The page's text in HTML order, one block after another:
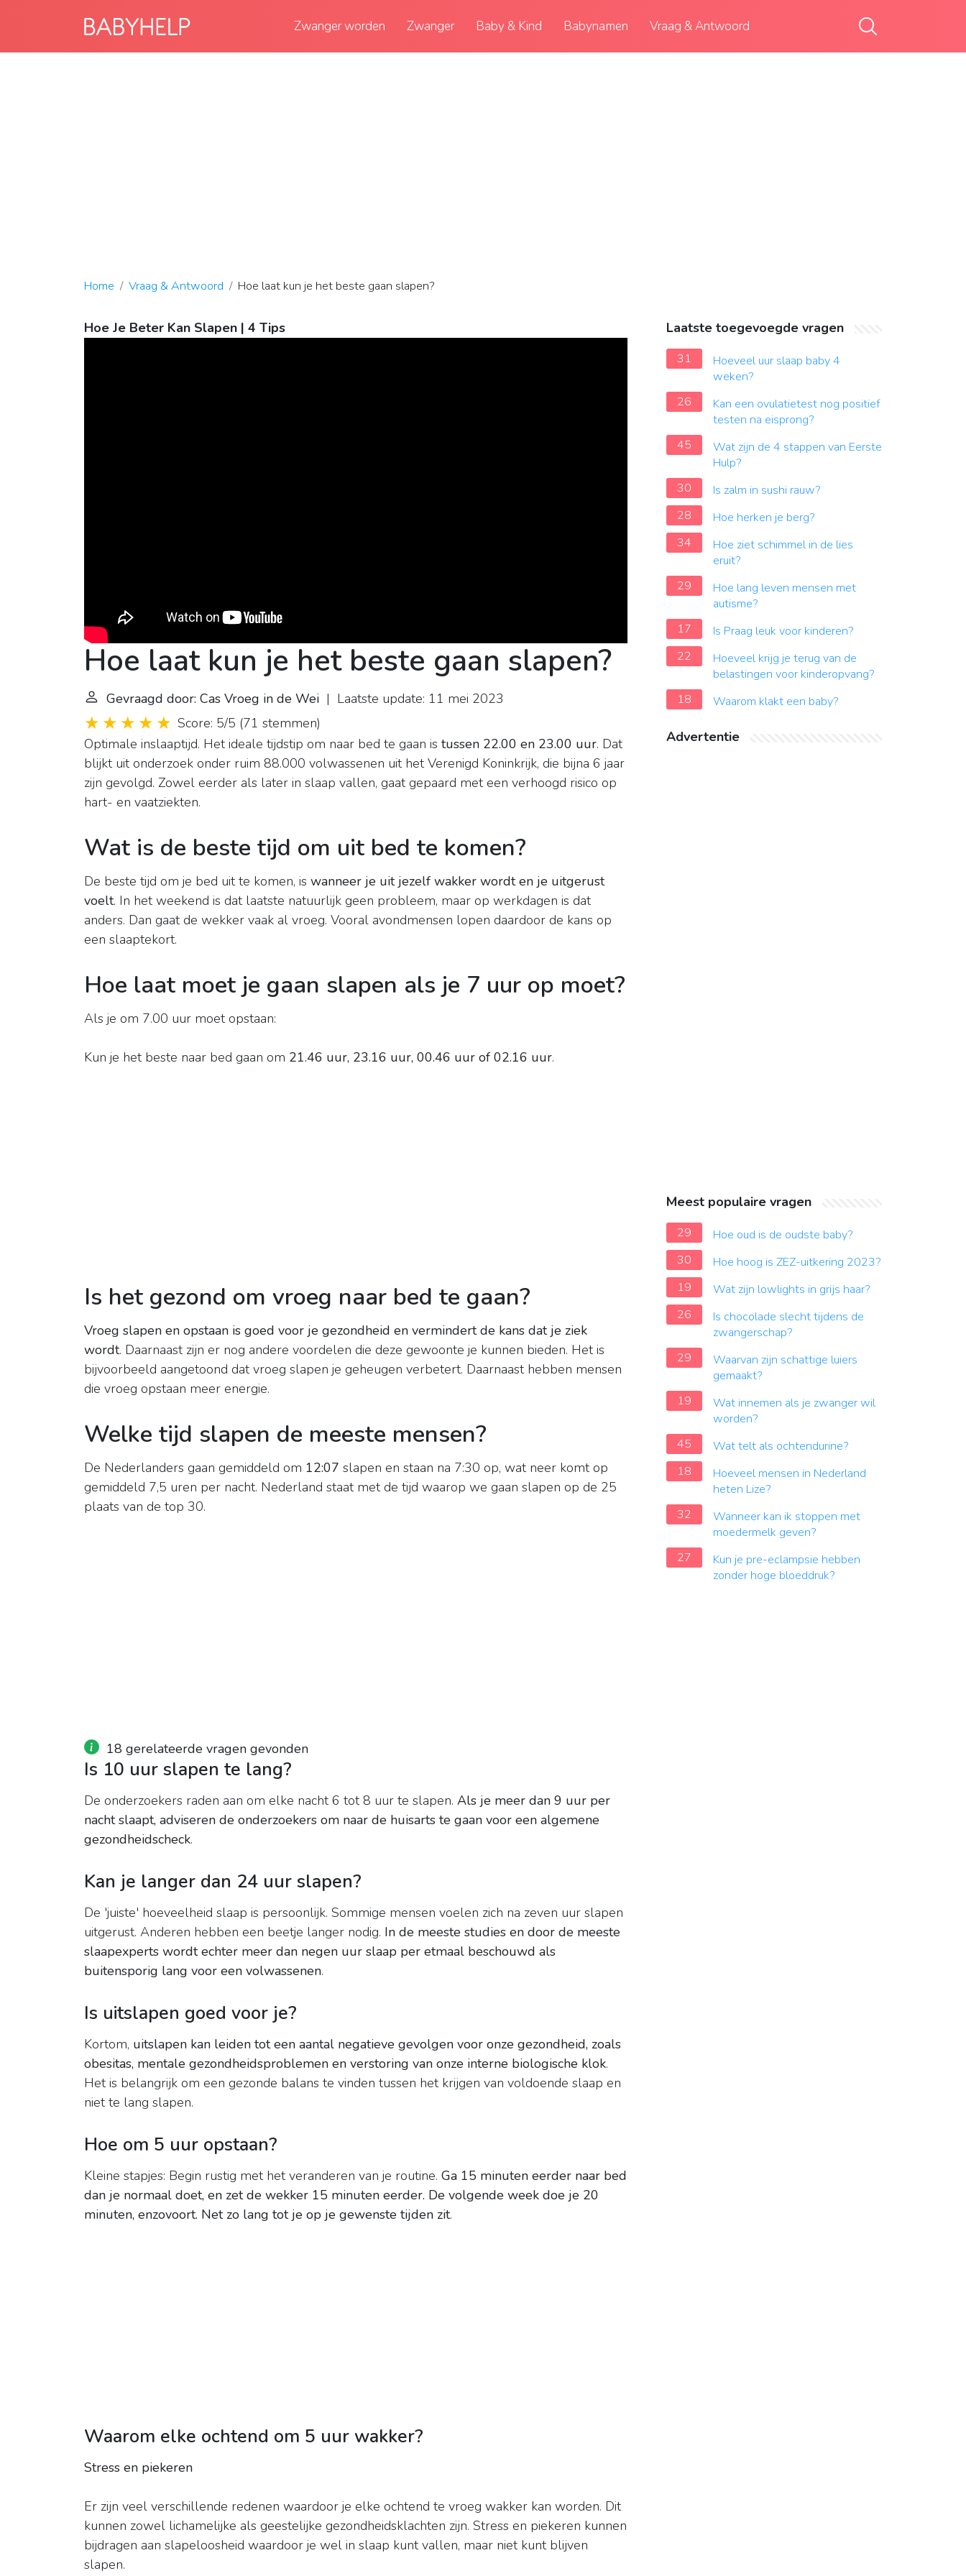
Zwanger worden Zwanger Baby & Kind Babynamen Vraag & Antwoord
Home Vraag & Antwoord Hoe laat kun je het beste gaan slapen?
Hoe Je Beter Kan Slapen | 4 Tips
Hoe laat kun je het beste gaan slapen?
Gevraagd door: Cas Vroeg in de Wei | Laatste update: 11 mei 2023
Score: 5/5 (71 stemmen)
Optimale inslaaptijd. Het ideale tijdstip om naar bed te gaan is tussen 22.00 en 23.00 uur. Dat
blijkt uit onderzoek onder ruim 88.000 volwassenen uit het Verenigd Koninkrijk, die bijna 6 jaar
zijn gevolgd. Zowel eerder als later in slaap vallen, gaat gepaard met een verhoogd risico op
hart- en vaatziekten.
Wat is de beste tijd om uit bed te komen?
De beste tijd om je bed uit te komen, is wanneer je uit jezelf wakker wordt en je uitgerust
voelt. In het weekend is dat laatste natuurlijk geen probleem, maar op werkdagen is dat
anders. Dan gaat de wekker vaak al vroeg. Vooral avondmensen lopen daardoor de kans op
een slaaptekort.
Hoe laat moet je gaan slapen als je 7 uur op moet?
Als je om 7.00 uur moet opstaan:
Kun je het beste naar bed gaan om 21.46 uur, 23.16 uur, 00.46 uur of 02.16 uur.
Is het gezond om vroeg naar bed te gaan?
Vroeg slapen en opstaan is goed voor je gezondheid en vermindert de kans dat je ziek
wordt. Daarnaast zijn er nog andere voordelen die deze gewoonte je kunnen bieden. Het is
bijvoorbeeld aangetoond dat vroeg slapen je geheugen verbetert. Daarnaast hebben mensen
die vroeg opstaan meer energie.
Welke tijd slapen de meeste mensen?
De Nederlanders gaan gemiddeld om 12:07 slapen en staan na 7:30 op, wat neer komt op
gemiddeld 7,5 uren per nacht. Nederland staat met de tijd waarop we gaan slapen op de 25
plaats van de top 30.
18 gerelateerde vragen gevonden
Is 10 uur slapen te lang?
De onderzoekers raden aan om elke nacht 6 tot 8 uur te slapen. Als je meer dan 9 uur per
nacht slaapt, adviseren de onderzoekers om naar de huisarts te gaan voor een algemene
gezondheidscheck.
Kan je langer dan 24 uur slapen?
De 'juiste' hoeveelheid slaap is persoonlijk. Sommige mensen voelen zich na zeven uur slapen
uitgerust. Anderen hebben een beetje langer nodig. In de meeste studies en door de meeste
slaapexperts wordt echter meer dan negen uur slaap per etmaal beschouwd als
buitensporig lang voor een volwassenen.
Is uitslapen goed voor je?
Kortom, uitslapen kan leiden tot een aantal negatieve gevolgen voor onze gezondheid, zoals
obesitas, mentale gezondheidsproblemen en verstoring van onze interne biologische klok.
Het is belangrijk om een gezonde balans te vinden tussen het krijgen van voldoende slaap en
niet te lang slapen.
Hoe om 5 uur opstaan?
Kleine stapjes: Begin rustig met het veranderen van je routine. Ga 15 minuten eerder naar bed
dan je normaal doet, en zet de wekker 15 minuten eerder. De volgende week doe je 20
minuten, enzovoort. Net zo lang tot je op je gewenste tijden zit.
Waarom elke ochtend om 5 uur wakker?
Stress en piekeren
Er zijn veel verschillende redenen waardoor je elke ochtend te vroeg wakker kan worden. Dit
kunnen zowel lichamelijke als geestelijke gezondheidsklachten zijn. Stress en piekeren kunnen
bijdragen aan slapeloosheid waardoor je wel in slaap kunt vallen, maar niet kunt blijven
slapen.
Laatste toegevoegde vragen
31
Hoeveel uur slaap baby 4
weken?
26
Kan een ovulatietest nog positief
testen na eisprong?
45
Wat zijn de 4 stappen van Eerste
Hulp?
30
Is zalm in sushi rauw?
28
Hoe herken je berg?
34
Hoe ziet schimmel in de lies
eruit?
29
Hoe lang leven mensen met
autisme?
17
Is Praag leuk voor kinderen?
22
Hoeveel krijg je terug van de
belastingen voor kinderopvang?
18
Waarom klakt een baby?
Advertentie
Meest populaire vragen
29
Hoe oud is de oudste baby?
30
Hoe hoog is ZEZ-uitkering 2023?
19
Wat zijn lowlights in grijs haar?
26
Is chocolade slecht tijdens de
zwangerschap?
29
Waarvan zijn schattige luiers
gemaakt?
19
Wat innemen als je zwanger wil
worden?
45
Wat telt als ochtendurine?
18
Hoeveel mensen in Nederland
heten Lize?
32
Wanneer kan ik stoppen met
moedermelk geven?
27
Kun je pre-eclampsie hebben
zonder hoge bloeddruk?